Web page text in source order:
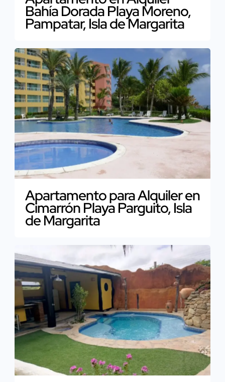
Bahía Dorada Playa Moreno,
Pampatar, Isla de Margarita
Apartamento para Alquiler en
Cimarrón Playa Parguito, Isla
de Margarita